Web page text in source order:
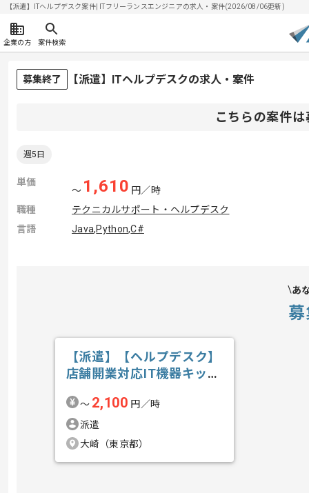
【派遣】ITヘルプデスク案件| ITフリーランスエンジニアの求人・案件(2026/08/06更新)
企業の方 案件検索
募集終了 【派遣】ITヘルプデスクの求人・案件
こちらの案件
週5日
単価
〜 1,610 円／時
職種
テクニカルサポート・ヘルプデスク
言語
Java,Python,C#
あ
【派遣】【ヘルプデスク】
店舗開業対応IT機器キッテ
〜 2,100 円／時
派遣
大崎（東京都）